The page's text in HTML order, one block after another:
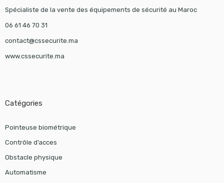
Spécialiste de la vente des équipements de sécurité au Maroc
06 61 46 70 31
contact@cssecurite.ma
www.cssecurite.ma
Catégories
Pointeuse biométrique
Contrôle d’acces
Obstacle physique
Automatisme